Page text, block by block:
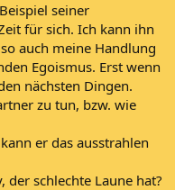
seiner
für sich. Ich kann ihn
auch meine Handlung
Egoismus. Erst wenn
nächsten Dingen.
zu tun, bzw. wie
er das ausstrahlen
schlechte Laune hat?